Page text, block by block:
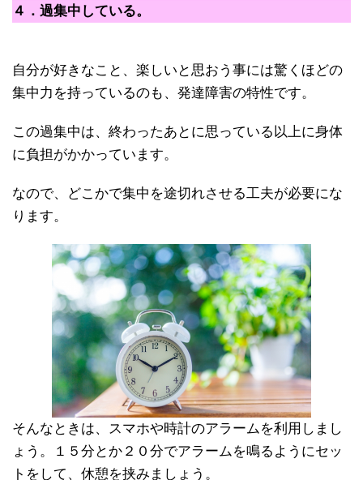
４．過集中している。
自分が好きなこと、楽しいと思おう事には驚くほどの
集中力を持っているのも、発達障害の特性です。
この過集中は、終わったあとに思っている以上に身体
に負担がかかっています。
なので、どこかで集中を途切れさせる工夫が必要にな
ります。
そんなときは、スマホや時計のアラームを利用しまし
ょう。１５分とか２０分でアラームを鳴るようにセッ
トをして、休憩を挟みましょう。